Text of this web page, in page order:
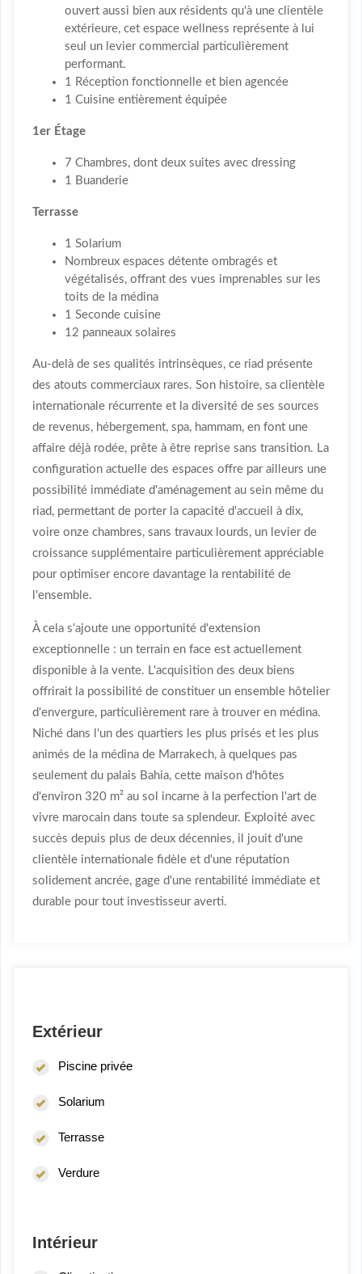
ouvert aussi bien aux résidents qu'à une clientèle
extérieure, cet espace wellness représente à lui
seul un levier commercial particulièrement
performant.
1 Réception fonctionnelle et bien agencée
1 Cuisine entièrement équipée
1er Étage
7 Chambres, dont deux suites avec dressing
1 Buanderie
Terrasse
1 Solarium
Nombreux espaces détente ombragés et
végétalisés, offrant des vues imprenables sur les
toits de la médina
1 Seconde cuisine
12 panneaux solaires
Au-delà de ses qualités intrinsèques, ce riad présente
des atouts commerciaux rares. Son histoire, sa clientèle
internationale récurrente et la diversité de ses sources
de revenus, hébergement, spa, hammam, en font une
affaire déjà rodée, prête à être reprise sans transition. La
configuration actuelle des espaces offre par ailleurs une
possibilité immédiate d'aménagement au sein même du
riad, permettant de porter la capacité d'accueil à dix,
voire onze chambres, sans travaux lourds, un levier de
croissance supplémentaire particulièrement appréciable
pour optimiser encore davantage la rentabilité de
l'ensemble.
À cela s'ajoute une opportunité d'extension
exceptionnelle : un terrain en face est actuellement
disponible à la vente. L'acquisition des deux biens
offrirait la possibilité de constituer un ensemble hôtelier
d'envergure, particulièrement rare à trouver en médina.
Niché dans l'un des quartiers les plus prisés et les plus
animés de la médina de Marrakech, à quelques pas
seulement du palais Bahia, cette maison d'hôtes
d'environ 320 m² au sol incarne à la perfection l'art de
vivre marocain dans toute sa splendeur. Exploité avec
succès depuis plus de deux décennies, il jouit d'une
clientèle internationale fidèle et d'une réputation
solidement ancrée, gage d'une rentabilité immédiate et
durable pour tout investisseur averti.
Extérieur
Piscine privée
Solarium
Terrasse
Verdure
Intérieur